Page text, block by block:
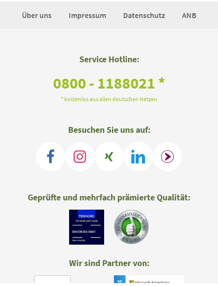
Über uns Impressum Datenschutz ANB
Service Hotline:
0800 - 1188021 *
* kostenlos aus allen deutschen Netzen
Besuchen Sie uns auf:
Geprüfte und mehrfach prämierte Qualität:
Wir sind Partner von: